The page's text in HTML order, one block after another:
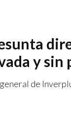
y sin
de